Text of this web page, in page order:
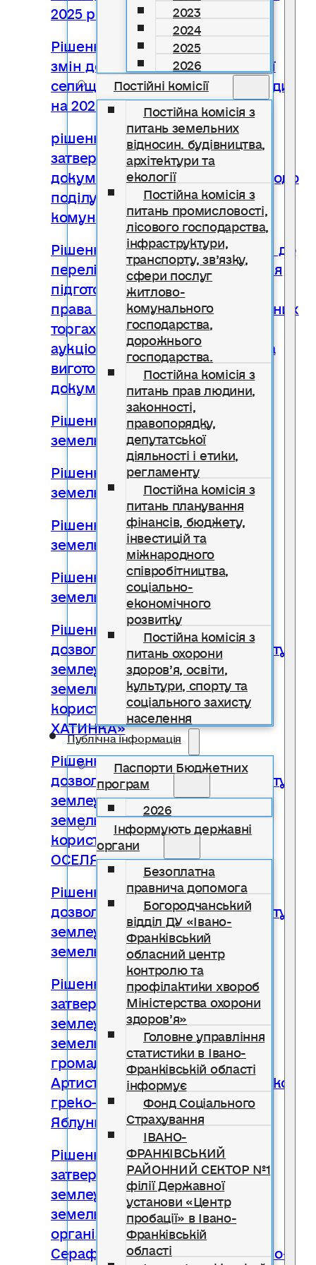
2023
2024
2025
2026
Постійні комісії
Постійна комісія з
питань земельних
відносин. будівництва,
архітектури та
екології
Постійна комісія з
питань промисловості,
лісового господарства,
інфраструктури,
транспорту, зв’язку,
сфери послуг
житлово-
комунального
господарства,
дорожнього
господарства.
Постійна комісія з
питань прав людини,
законності,
правопорядку,
депутатської
діяльності і етики,
регламенту
Постійна комісія з
питань планування
фінансів, бюджету,
інвестицій та
міжнародного
співробітництва,
соціально-
економічного
розвитку
Постійна комісія з
питань охорони
здоров’я, освіти,
культури, спорту та
соціального захисту
населення
Публічна інформація
Паспорти Бюджетних
програм
2026
Інформують державні
органи
Безоплатна
правнича допомога
Богородчанський
відділ ДУ «Івано-
Франківський
обласний центр
контролю та
профілактики хвороб
Міністерства охорони
здоров’я»
Головне управління
статистики в Івано-
Франківській області
інформує
Фонд Соціального
Страхування
ІВАНО-
ФРАНКІВСЬКИЙ
РАЙОННИЙ СЕКТОР №1
філії Державної
установи «Центр
пробації» в Івано-
Франківській
області
2025 року
Рішення № 2254 Про внесення
змін до бюджету Солотвинської
селищної територіальної громади
на 2025 рік
рішення № 2255 Про
затвердження технічної
документації із землеустрою щодо
поділу земельної ділянки
комунальної власності
Рішення № 2256 Провключення до
переліку земельних ділянок для
підготовки Лотів для продажу
права оренди на них на земельних
торгах у формі електронного
аукціону та надання дозволу на
виготовлення відповідної
документації
Рішення № 2257 Про надання
земельної ділянки в оренду
Рішення № 2258 Про надання
земельної ділянки в оренду
Рішення № 2259 Про надання
земельної ділянки в оренду
Рішення № 2260 Про надання
земельної ділянки в оренду
Рішення № 2261 Про надання
дозволу на виготовлення проекту
землеустрою щодо відведення
земельної ділянки у постійне
користування ОСББ «НАША
ХАТИНКА»
Рішення № 2262 Про надання
дозволу на виготовлення проекту
землеустрою щодо відведення
земельної ділянки у постійне
користування ОСББ «СВОЯ
ОСЕЛЯ»
Рішення № 2263 Про надання
дозволу на виготовлення проекту
землеустрою щодо відведення
земельної ділянки в оренду
Рішення № 2264 Про
затвердження проекту
землеустрою щодо відведення
земельної ділянки Релігійній
громаді (парафії) Святого
Артистратига Михаїла Української
греко-католицької церкви села
Яблунька
Рішення № 2265 Про
затвердження проекту
землеустрою щодо відведення
земельної ділянки Релігійній
організації «Свято-
Серафимівський монастир Івано-